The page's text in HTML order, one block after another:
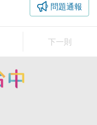
師安藤忠雄所設計，以
立式的柱子，美術館內
問題通報
下一則